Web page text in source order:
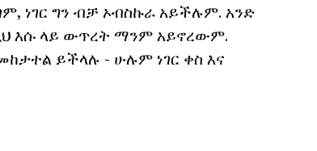
ነገር ግን ብቻ ኦብስኩራ አይችሉም. አንድ
እሱ ላይ ውጥረት ማንም አይኖረውም.
ይችላሉ - ሁሉም ነገር ቀስ እና